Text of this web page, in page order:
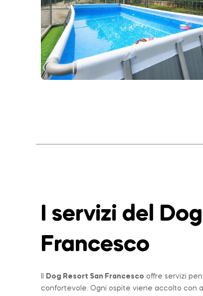
I servizi del
Francesco
Dog Resort San Francesco offre servizi
confortevole. Ogni ospite viene accolto con